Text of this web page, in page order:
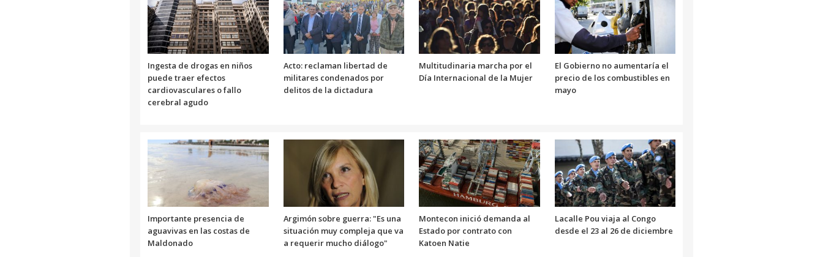
Ingesta de drogas en niños
puede traer efectos
cardiovasculares o fallo
cerebral agudo
Acto: reclaman libertad de
militares condenados por
delitos de la dictadura
Multitudinaria marcha por el
Día Internacional de la Mujer
El Gobierno no aumentaría el
precio de los combustibles en
mayo
Importante presencia de
aguavivas en las costas de
Maldonado
Argimón sobre guerra: "Es una
situación muy compleja que va
a requerir mucho diálogo"
Montecon inició demanda al
Estado por contrato con
Katoen Natie
Lacalle Pou viaja al Congo
desde el 23 al 26 de diciembre